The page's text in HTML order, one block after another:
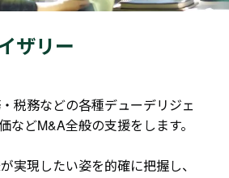
ザリー
税務などの各種デューデリジェ
などM&A全般の支援をします。
実現したい姿を的確に把握し、